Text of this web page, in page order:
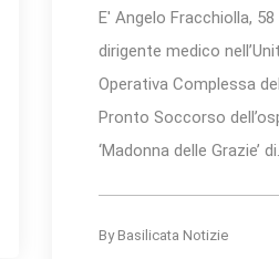
E' Angelo Fracchiolla, 58
dirigente medico
Operativa Complessa del
Pronto Soccorso
‘Madonna delle Grazie’
By Basilicata Notizie